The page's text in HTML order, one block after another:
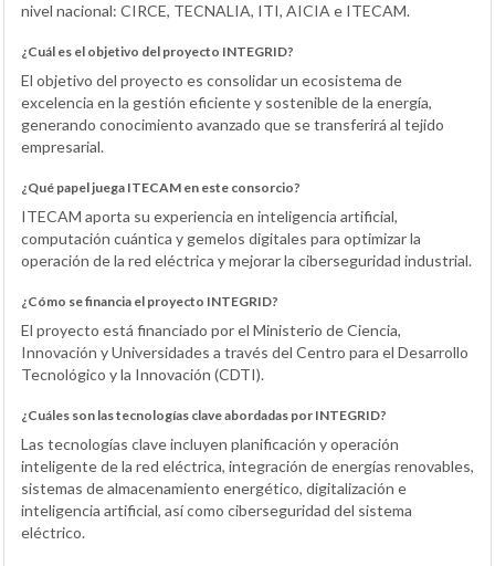
nivel nacional: CIRCE, TECNALIA, ITI, AICIA e ITECAM.
¿Cuál es el objetivo del proyecto INTEGRID?
El objetivo del proyecto es consolidar un ecosistema de
excelencia en la gestión eficiente y sostenible de la energía,
generando conocimiento avanzado que se transferirá al tejido
empresarial.
¿Qué papel juega ITECAM en este consorcio?
ITECAM aporta su experiencia en inteligencia artificial,
computación cuántica y gemelos digitales para optimizar la
operación de la red eléctrica y mejorar la ciberseguridad industrial.
¿Cómo se financia el proyecto INTEGRID?
El proyecto está financiado por el Ministerio de Ciencia,
Innovación y Universidades a través del Centro para el Desarrollo
Tecnológico y la Innovación (CDTI).
¿Cuáles son las tecnologías clave abordadas por INTEGRID?
Las tecnologías clave incluyen planificación y operación
inteligente de la red eléctrica, integración de energías renovables,
sistemas de almacenamiento energético, digitalización e
inteligencia artificial, así como ciberseguridad del sistema
eléctrico.